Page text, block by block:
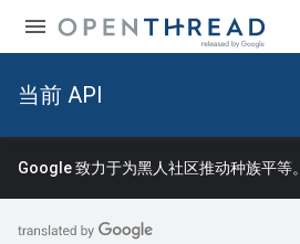
当前 API
Google 致力于为黑人社区推动种族平等。